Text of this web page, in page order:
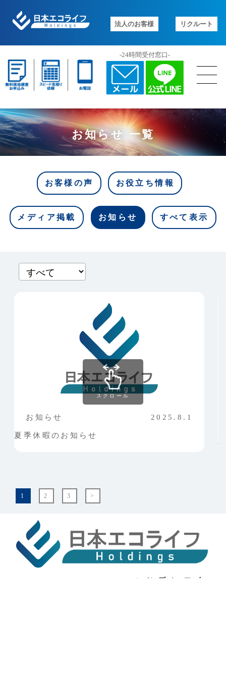
法人のお客様 リクルート
-24時間受付窓口-
お知らせ 一覧
お客様の声 お役立ち情報
メディア掲載 お知らせ すべて表示
お知らせ 2025.8.1
夏季休暇のお知らせ
スクロール
1 2 3 >